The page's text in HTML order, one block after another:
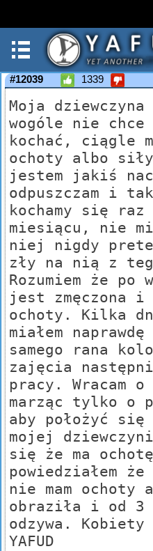
#12039 1339
Moja dziewczyna
wogóle nie chce
kochać, ciągle
ochoty albo
jestem jakiś
odpuszczam i
kochamy się raz
miesiącu, nie
niej nigdy
zły na nią z
Rozumiem że
jest zmęczona i
ochoty. Kilka
miałem
samego rana
zajęcia
pracy. Wracam o
marząc tylko o
aby położyć się
mojej
się że ma
powiedziałem
nie mam
obraziła i od
odzywa. Kobiety
YAFUD